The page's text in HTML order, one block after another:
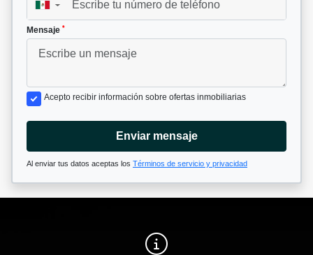
▼
Mensaje *
Acepto recibir información sobre ofertas inmobiliarias
Enviar mensaje
Al enviar tus datos aceptas los Términos de servicio y privacidad